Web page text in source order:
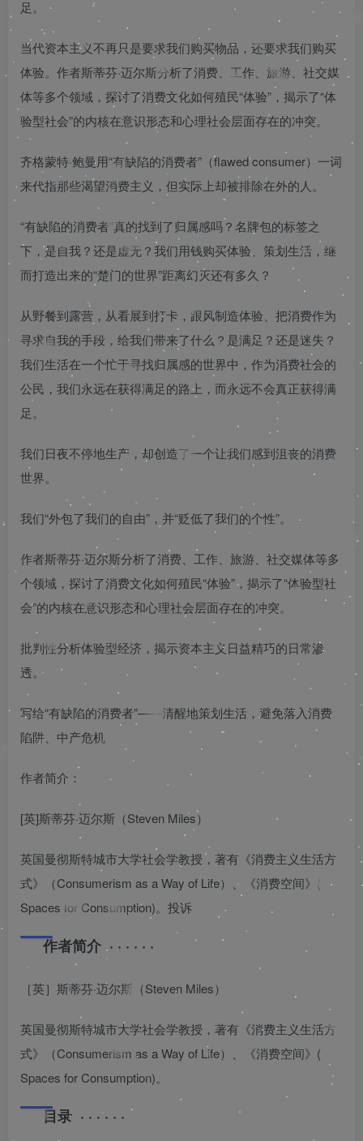
足。
当代资本主义不再只是要求我们购买物品，还要求我们购买
体验。作者斯蒂芬·迈尔斯分析了消费、工作、旅游、社交媒
体等多个领域，探讨了消费文化如何殖民“体验”，揭示了“体
验型社会”的内核在意识形态和心理社会层面存在的冲突。
齐格蒙特·鲍曼用“有缺陷的消费者”（flawed consumer）一词
来代指那些渴望消费主义，但实际上却被排除在外的人。
“有缺陷的消费者”真的找到了归属感吗？名牌包的标签之
下，是自我？还是虚无？我们用钱购买体验、策划生活，继
而打造出来的“楚门的世界”距离幻灭还有多久？
从野餐到露营，从看展到打卡，跟风制造体验、把消费作为
寻求自我的手段，给我们带来了什么？是满足？还是迷失？
我们生活在一个忙于寻找归属感的世界中，作为消费社会的
公民，我们永远在获得满足的路上，而永远不会真正获得满
足。
我们日夜不停地生产，却创造了一个让我们感到沮丧的消费
世界。
我们“外包了我们的自由”，并“贬低了我们的个性”。
作者斯蒂芬·迈尔斯分析了消费、工作、旅游、社交媒体等多
个领域，探讨了消费文化如何殖民“体验”，揭示了“体验型社
会”的内核在意识形态和心理社会层面存在的冲突。
批判性分析体验型经济，揭示资本主义日益精巧的日常渗
透。
写给“有缺陷的消费者”——清醒地策划生活，避免落入消费
陷阱、中产危机
作者简介：
[英]斯蒂芬·迈尔斯（Steven Miles）
英国曼彻斯特城市大学社会学教授，著有《消费主义生活方
式》（Consumerism as a Way of Life）、《消费空间》(
Spaces for Consumption)。投诉
作者简介 · · · · · ·
［英］斯蒂芬·迈尔斯（Steven Miles）
英国曼彻斯特城市大学社会学教授，著有《消费主义生活方
式》（Consumerism as a Way of Life）、《消费空间》(
Spaces for Consumption)。
目录 · · · · · ·